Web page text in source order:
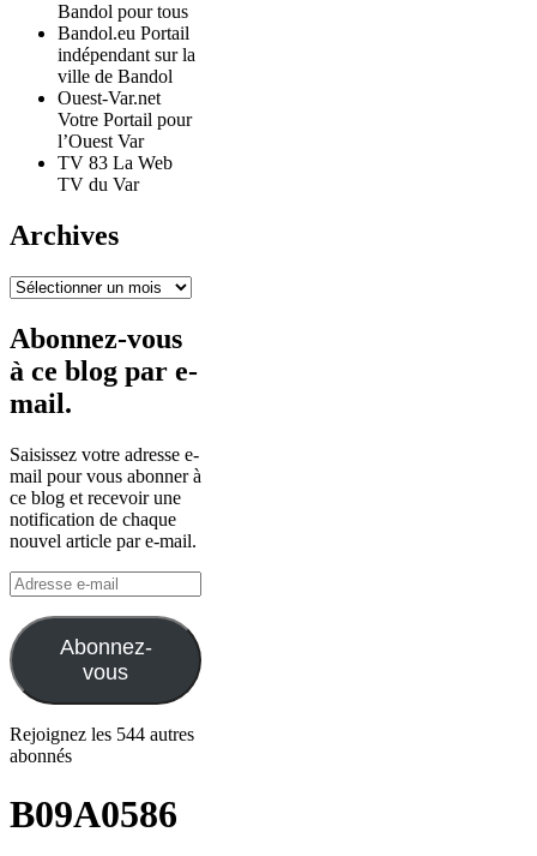
Bandol pour tous
Bandol.eu Portail
indépendant sur la
ville de Bandol
Ouest-Var.net
Votre Portail pour
l’Ouest Var
TV 83 La Web
TV du Var
Archives
Archives
Abonnez-vous
à ce blog par e-
mail.
Saisissez votre adresse e-
mail pour vous abonner à
ce blog et recevoir une
notification de chaque
nouvel article par e-mail.
Adresse
e-
mail
Abonnez-
vous
Rejoignez les 544 autres
abonnés
B09A0586